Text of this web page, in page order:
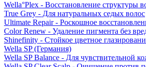
Wella°Plex - Восстановление структуры
True Grey - Для натуральных седых волос
Ultimate Repair - Роскошное
Color Renew - Удаление пигмента без
Shinefinity - Стойкое цветное
Wella SP (Германия)
Wella SP Balance - Для чувствительной